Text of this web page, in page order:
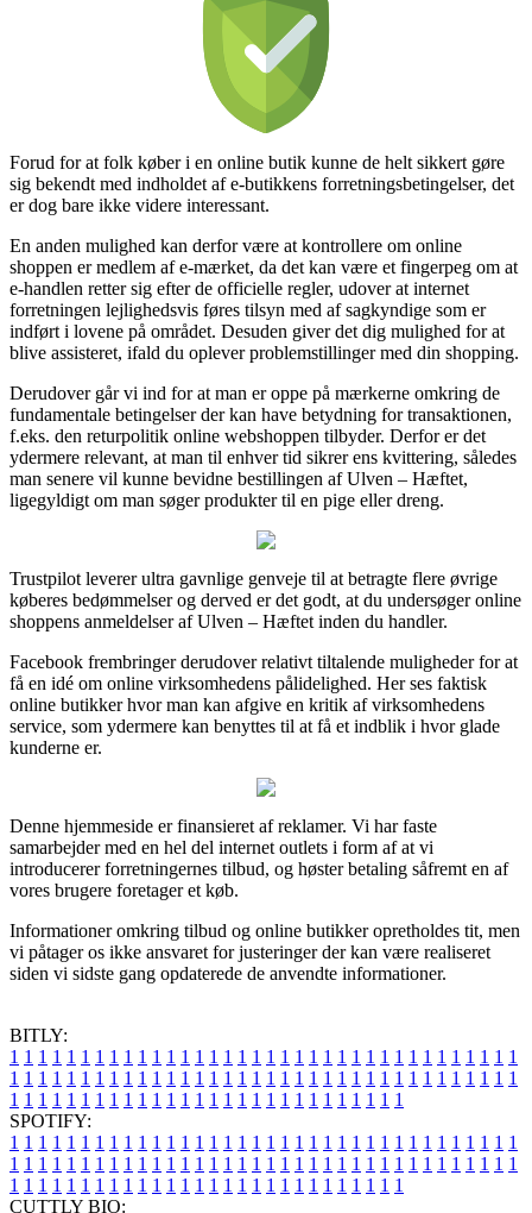
Forud for at folk køber i en online butik kunne de helt sikkert gøre
sig bekendt med indholdet af e-butikkens forretningsbetingelser, det
er dog bare ikke videre interessant.
En anden mulighed kan derfor være at kontrollere om online
shoppen er medlem af e-mærket, da det kan være et fingerpeg om at
e-handlen retter sig efter de officielle regler, udover at internet
forretningen lejlighedsvis føres tilsyn med af sagkyndige som er
indført i lovene på området. Desuden giver det dig mulighed for at
blive assisteret, ifald du oplever problemstillinger med din shopping.
Derudover går vi ind for at man er oppe på mærkerne omkring de
fundamentale betingelser der kan have betydning for transaktionen,
f.eks. den returpolitik online webshoppen tilbyder. Derfor er det
ydermere relevant, at man til enhver tid sikrer ens kvittering, således
man senere vil kunne bevidne bestillingen af Ulven – Hæftet,
ligegyldigt om man søger produkter til en pige eller dreng.
Trustpilot leverer ultra gavnlige genveje til at betragte flere øvrige
køberes bedømmelser og derved er det godt, at du undersøger online
shoppens anmeldelser af Ulven – Hæftet inden du handler.
Facebook frembringer derudover relativt tiltalende muligheder for at
få en idé om online virksomhedens pålidelighed. Her ses faktisk
online butikker hvor man kan afgive en kritik af virksomhedens
service, som ydermere kan benyttes til at få et indblik i hvor glade
kunderne er.
Denne hjemmeside er finansieret af reklamer. Vi har faste
samarbejder med en hel del internet outlets i form af at vi
introducerer forretningernes tilbud, og høster betaling såfremt en af
vores brugere foretager et køb.
Informationer omkring tilbud og online butikker opretholdes tit, men
vi påtager os ikke ansvaret for justeringer der kan være realiseret
siden vi sidste gang opdaterede de anvendte informationer.
BITLY:
1 1 1 1 1 1 1 1 1 1 1 1 1 1 1 1 1 1 1 1 1 1 1 1 1 1 1 1 1 1 1 1 1 1 1 1
1 1 1 1 1 1 1 1 1 1 1 1 1 1 1 1 1 1 1 1 1 1 1 1 1 1 1 1 1 1 1 1 1 1 1 1
1 1 1 1 1 1 1 1 1 1 1 1 1 1 1 1 1 1 1 1 1 1 1 1 1 1 1 1
SPOTIFY:
1 1 1 1 1 1 1 1 1 1 1 1 1 1 1 1 1 1 1 1 1 1 1 1 1 1 1 1 1 1 1 1 1 1 1 1
1 1 1 1 1 1 1 1 1 1 1 1 1 1 1 1 1 1 1 1 1 1 1 1 1 1 1 1 1 1 1 1 1 1 1 1
1 1 1 1 1 1 1 1 1 1 1 1 1 1 1 1 1 1 1 1 1 1 1 1 1 1 1 1
CUTTLY BIO: